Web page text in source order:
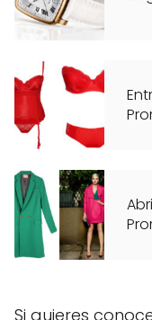
Si quieres